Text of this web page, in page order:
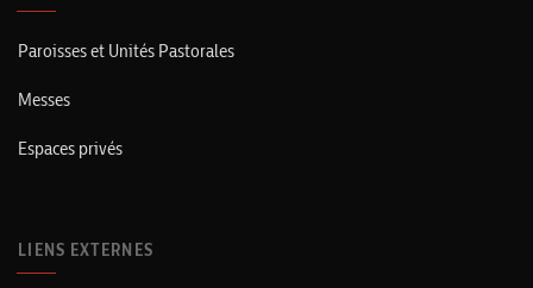
Paroisses et Unités Pastorales
Messes
Espaces privés
LIENS EXTERNES